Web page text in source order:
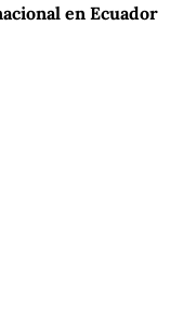
en Ecuador